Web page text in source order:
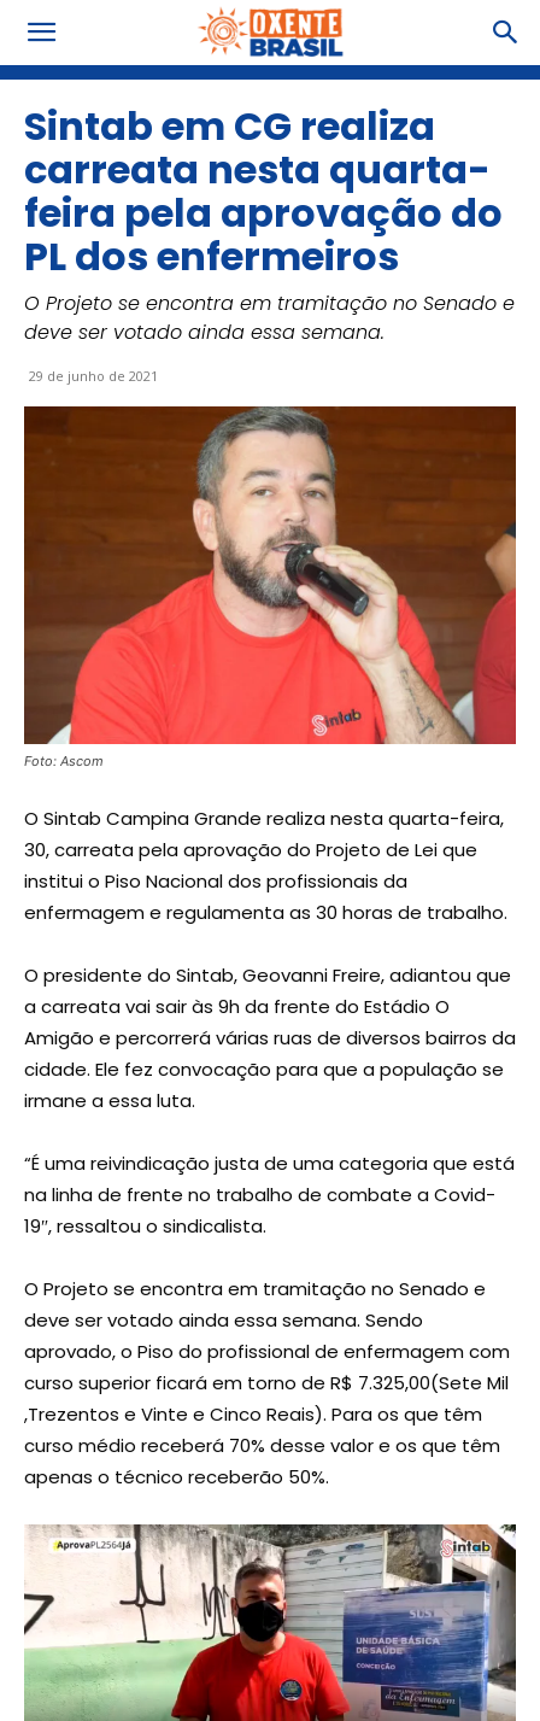
Sintab em CG realiza
carreata nesta quarta-
feira pela aprovação do
PL dos enfermeiros
O Projeto se encontra em tramitação no Senado e
deve ser votado ainda essa semana.
29 de junho de 2021
Foto: Ascom
O Sintab Campina Grande realiza nesta quarta-feira,
30, carreata pela aprovação do Projeto de Lei que
institui o Piso Nacional dos profissionais da
enfermagem e regulamenta as 30 horas de trabalho.
O presidente do Sintab, Geovanni Freire, adiantou que
a carreata vai sair às 9h da frente do Estádio O
Amigão e percorrerá várias ruas de diversos bairros da
cidade. Ele fez convocação para que a população se
irmane a essa luta.
“É uma reivindicação justa de uma categoria que está
na linha de frente no trabalho de combate a Covid-
19″, ressaltou o sindicalista.
O Projeto se encontra em tramitação no Senado e
deve ser votado ainda essa semana. Sendo
aprovado, o Piso do profissional de enfermagem com
curso superior ficará em torno de R$ 7.325,00(Sete Mil
,Trezentos e Vinte e Cinco Reais). Para os que têm
curso médio receberá 70% desse valor e os que têm
apenas o técnico receberão 50%.